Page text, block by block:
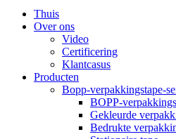
Thuis
Over ons
Video
Certificering
Klantcasus
Producten
Bopp-verpakkingstape-
BOPP-
Gekleurde
Bedrukte